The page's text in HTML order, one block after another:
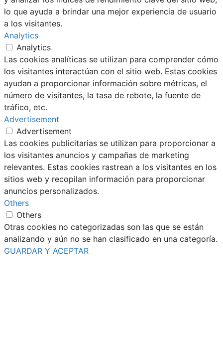
lo que ayuda a brindar una mejor experiencia de usuario
a los visitantes.
Analytics
Analytics
Las cookies analíticas se utilizan para comprender cómo
los visitantes interactúan con el sitio web. Estas cookies
ayudan a proporcionar información sobre métricas, el
número de visitantes, la tasa de rebote, la fuente de
tráfico, etc.
Advertisement
Advertisement
Las cookies publicitarias se utilizan para proporcionar a
los visitantes anuncios y campañas de marketing
relevantes. Estas cookies rastrean a los visitantes en los
sitios web y recopilan información para proporcionar
anuncios personalizados.
Others
Others
Otras cookies no categorizadas son las que se están
analizando y aún no se han clasificado en una categoría.
GUARDAR Y ACEPTAR